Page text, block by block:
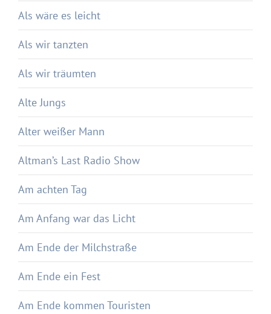
Als wäre es leicht
Als wir tanzten
Als wir träumten
Alte Jungs
Alter weißer Mann
Altman’s Last Radio Show
Am achten Tag
Am Anfang war das Licht
Am Ende der Milchstraße
Am Ende ein Fest
Am Ende kommen Touristen